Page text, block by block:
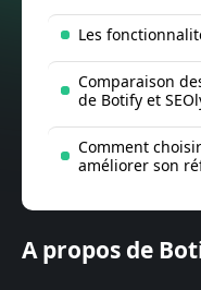
Les
Comparaison
de Botify et
Comment
améliorer son
A propos de